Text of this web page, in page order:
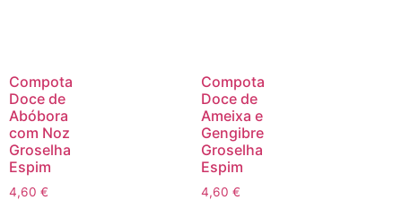
Compota
Doce de
Abóbora
com Noz
Groselha
Espim
4,60 €
Compota
Doce de
Ameixa e
Gengibre
Groselha
Espim
4,60 €